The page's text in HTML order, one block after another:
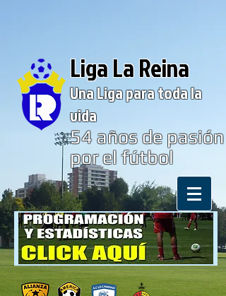
Liga La Reina
Una Liga para toda la
vida
54años de pasión
por el fútbol